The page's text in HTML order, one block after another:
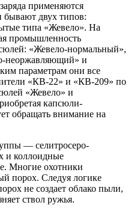
применяются
бывают двух типов:
типа «Жевело». На
промышленность
«Жевело-нормальный»,
неоржавляющий» и
параметрам они все
«КВ-22» и «КВ-209» по
«Жевело» и
капсюли-
обращать внимание на
— селитросеро-
и коллоидные
Многие охотники
порох. Следуя логике
не создает облако пыли,
ствол ружья.